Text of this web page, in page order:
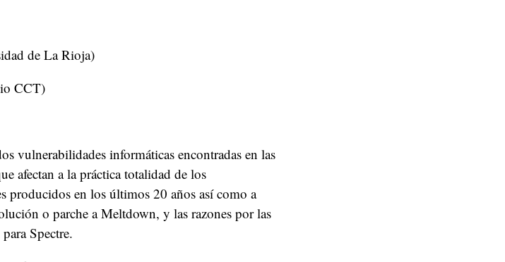
de La Rioja)
CCT)
vulnerabilidades informáticas encontradas en las
afectan a la práctica totalidad de los
producidos en los últimos 20 años así como a
o parche a Meltdown, y las razones por las
Spectre.